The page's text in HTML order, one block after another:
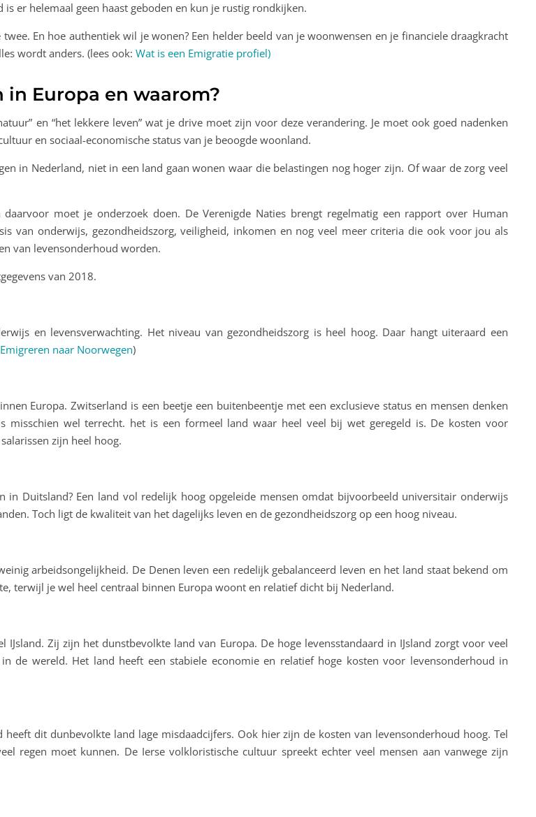
er helemaal geen haast geboden en kun je rustig rondkijken.
En hoe authentiek wil je wonen? Een helder beeld van je woonwensen en je financiele draagkracht
wordt anders. (lees ook: Wat is een Emigratie profiel)
Europa en waarom?
en “het lekkere leven” wat je drive moet zijn voor deze verandering. Je moet ook goed nadenken
en sociaal-economische status van je beoogde woonland.
in Nederland, niet in een land gaan wonen waar die belastingen nog hoger zijn. Of waar de zorg veel
moet je onderzoek doen. De Verenigde Naties brengt regelmatig een rapport over Human
van onderwijs, gezondheidszorg, veiligheid, inkomen en nog veel meer criteria die ook voor jou als
van levensonderhoud worden.
van 2018.
en levensverwachting. Het niveau van gezondheidszorg is heel hoog. Daar hangt uiteraard een
Emigreren naar Noorwegen)
Europa. Zwitserland is een beetje een buitenbeentje met een exclusieve status en mensen denken
misschien wel terrecht. het is een formeel land waar heel veel bij wet geregeld is. De kosten voor
zijn heel hoog.
Duitsland? Een land vol redelijk hoog opgeleide mensen omdat bijvoorbeeld universitair onderwijs
Toch ligt de kwaliteit van het dagelijks leven en de gezondheidszorg op een hoog niveau.
arbeidsongelijkheid. De Denen leven een redelijk gebalanceerd leven en het land staat bekend om
terwijl je wel heel centraal binnen Europa woont en relatief dicht bij Nederland.
Zij zijn het dunstbevolkte land van Europa. De hoge levensstandaard in IJsland zorgt voor veel
wereld. Het land heeft een stabiele economie en relatief hoge kosten voor levensonderhoud in
dit dunbevolkte land lage misdaadcijfers. Ook hier zijn de kosten van levensonderhoud hoog. Tel
regen moet kunnen. De Ierse volkloristische cultuur spreekt echter veel mensen aan vanwege zijn